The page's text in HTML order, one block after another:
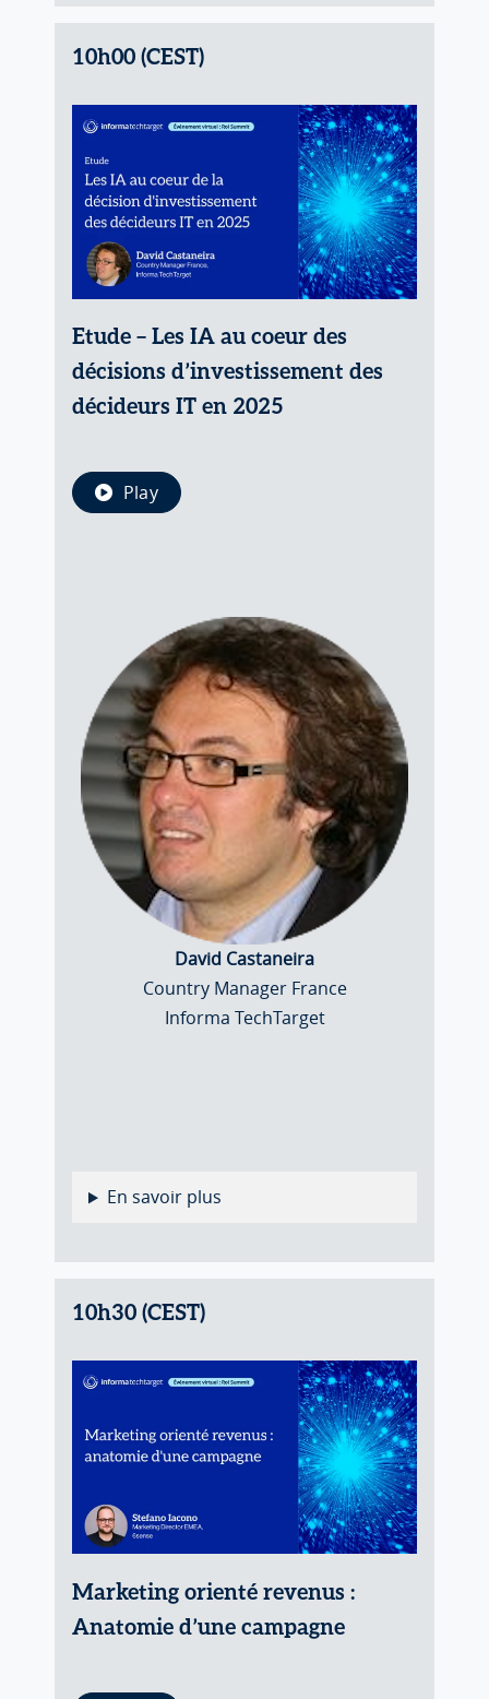
10h00 (CEST)
Etude – Les IA au coeur des
décisions d’investissement des
décideurs IT en 2025
Play
David Castaneira
Country Manager France
Informa TechTarget
En savoir plus
10h30 (CEST)
Marketing orienté revenus :
Anatomie d’une campagne